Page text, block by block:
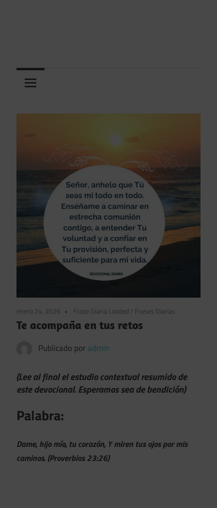
enero 24, 2026 Frase Diaria Loaded / Frases Diarias
Te acompaña en tus retos
Publicado por admin
(Lee al final el estudio contextual resumido de
este devocional. Esperamos sea de bendición)
Palabra:
Dame, hijo mío, tu corazón, Y miren tus ojos por mis
caminos. (Proverbios 23:26)